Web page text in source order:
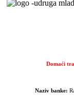
Domaći
Naziv banke: